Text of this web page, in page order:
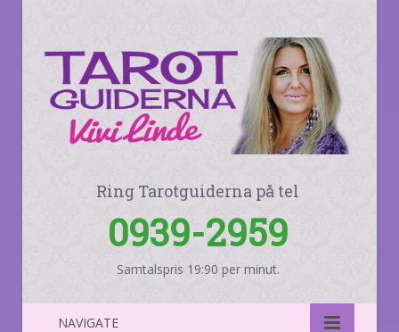
Ring Tarotguiderna på tel
0939-2959
Samtalspris 19:90 per minut.
NAVIGATE